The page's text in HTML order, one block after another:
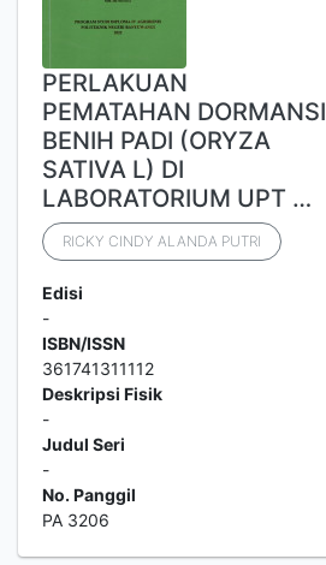
PERLAKUAN
PEMATAHAN DORMANSI
BENIH PADI (ORYZA
SATIVA L) DI
LABORATORIUM UPT …
RICKY CINDY ALANDA PUTRI
Edisi
-
ISBN/ISSN
361741311112
Deskripsi Fisik
-
Judul Seri
-
No. Panggil
PA 3206